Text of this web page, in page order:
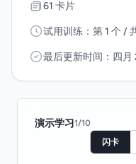
61 卡片
试用训练：第 1 个 /
最后更新时间：四月
演示学习 1/10
闪卡